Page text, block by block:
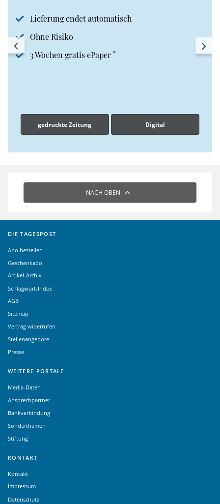
Lieferung endet automatisch
Ohne Risiko
3 Wochen gratis ePaper *
gedruckte Zeitung Digital
NACH OBEN
DIE TAGESPOST
Abo bestellen
Geschenkabo
Artikel-Archiv
Schlagwort-Index
AGB
Sitemap
Vertrag widerrufen
Stellenangebote
Presse
WEITERE PORTALE
Media-Daten
Ansprechpartner
Bankverbindung
Sonderthemen
Stiftung
KONTAKT
Kontakt
Impressum
Datenschutz